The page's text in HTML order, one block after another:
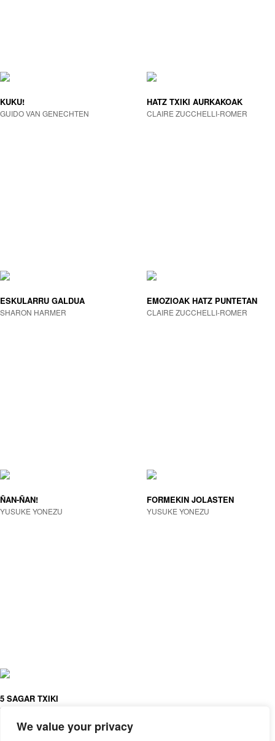
We value your privacy
KUKU!
GUIDO VAN GENECHTEN
HATZ TXIKI AURKAKOAK
CLAIRE ZUCCHELLI-ROMER
ESKULARRU GALDUA
SHARON HARMER
EMOZIOAK HATZ PUNTETAN
CLAIRE ZUCCHELLI-ROMER
ÑAN-ÑAN!
YUSUKE YONEZU
FORMEKIN JOLASTEN
YUSUKE YONEZU
5 SAGAR TXIKI
YUSUKE YONEZU